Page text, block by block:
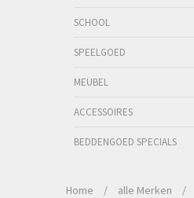
SCHOOL
SPEELGOED
MEUBEL
ACCESSOIRES
BEDDENGOED SPECIALS
Home / alle Merken /